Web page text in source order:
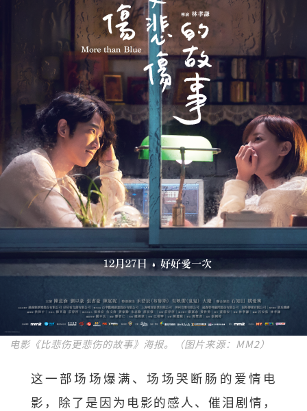
电影《比悲伤更悲伤的故事》海报。（图片来源：MM2）
这一部场场爆满、场场哭断肠的爱情电
影，除了是因为电影的感人、催泪剧情，